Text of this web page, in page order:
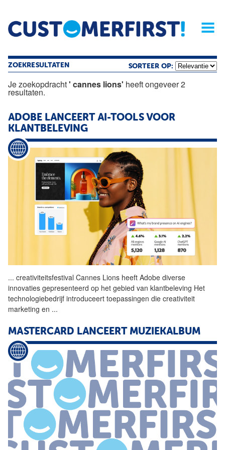
Home Opinie Archief
Magazine
ZOEKRESULTATEN SORTEER OP:
Je zoekopdracht' cannes lions' heeft ongeveer 2
resultaten.
ADOBE LANCEERT AI-TOOLS VOOR
KLANTBELEVING
... creativiteitsfestival Cannes Lions heeft Adobe diverse
innovaties gepresenteerd op het gebied van klantbeleving Het
technologiebedrijf introduceert toepassingen die creativiteit
marketing en ...
MASTERCARD LANCEERT MUZIEKALBUM